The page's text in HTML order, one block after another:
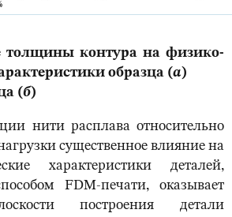
толщины контура на физико-
образца (а)
(б)
нити расплава относительно
существенное влияние на
характеристики деталей,
FDM-печати, оказывает
построения детали